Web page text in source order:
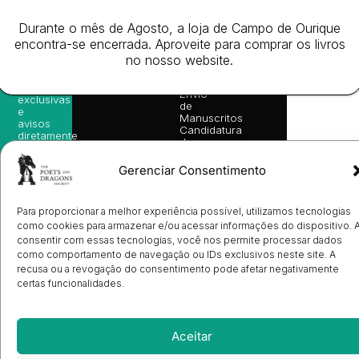
Gerenciar Consentimento
Para proporcionar a melhor experiência possível, utilizamos tecnologias
como cookies para armazenar e/ou acessar informações do dispositivo.
consentir com essas tecnologias, você nos permite processar dados
como comportamento de navegação ou IDs exclusivos neste site. A
recusa ou a revogação do consentimento pode afetar negativamente
certas funcionalidades.
Aceitar
info@poetsandragons.com
Eventos
Prémio
Ulysses
Sobre
Envio
de
Manuscritos
Candidatura
de
Registo
de
Cookies
(EU)
Livro de
de
leitura,
novidades
exclusivas
e
avisos
diretamente
e-mail.
os
direitos
Durante o mês de Agosto, a loja de Campo de Ourique
encontra-se encerrada. Aproveite para comprar os livros
no nosso website.